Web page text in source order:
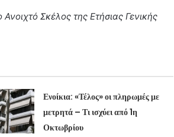
Σκέλος της Ετήσιας Γενικής
Ενοίκια: «Τέλος» οι πληρωμές με
μετρητά – Τι ισχύει από 1η
Οκτωβρίου